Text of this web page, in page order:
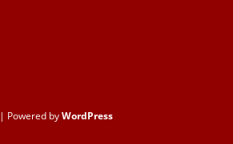
| Powered byWordPress